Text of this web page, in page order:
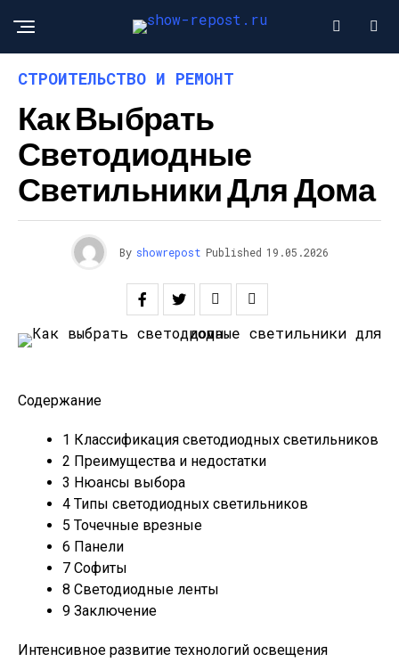
СТРОИТЕЛЬСТВО И РЕМОНТ
Как Выбрать
Светодиодные
Светильники Для Дома
By showrepost Published 19.05.2026
Содержание
1 Классификация светодиодных светильников
2 Преимущества и недостатки
3 Нюансы выбора
4 Типы светодиодных светильников
5 Точечные врезные
6 Панели
7 Софиты
8 Светодиодные ленты
9 Заключение
Интенсивное развитие технологий освещения